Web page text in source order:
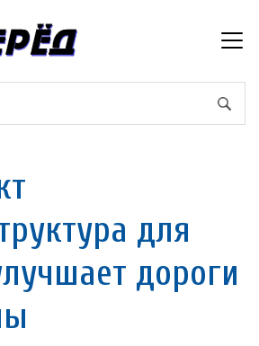
для
дороги